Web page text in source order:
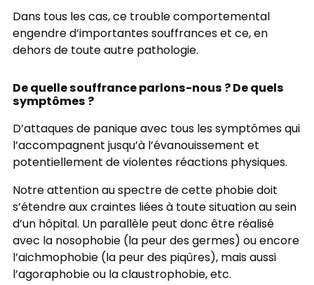
Dans tous les cas, ce trouble comportemental
engendre d’importantes souffrances et ce, en
dehors de toute autre pathologie.
De quelle souffrance parlons-nous ? De quels
symptômes ?
D’attaques de panique avec tous les symptômes qui
l’accompagnent jusqu’à l’évanouissement et
potentiellement de violentes réactions physiques.
Notre attention au spectre de cette phobie doit
s’étendre aux craintes liées à toute situation au sein
d’un hôpital. Un parallèle peut donc être réalisé
avec la nosophobie (la peur des germes) ou encore
l’aichmophobie (la peur des piqûres), mais aussi
l’agoraphobie ou la claustrophobie, etc.